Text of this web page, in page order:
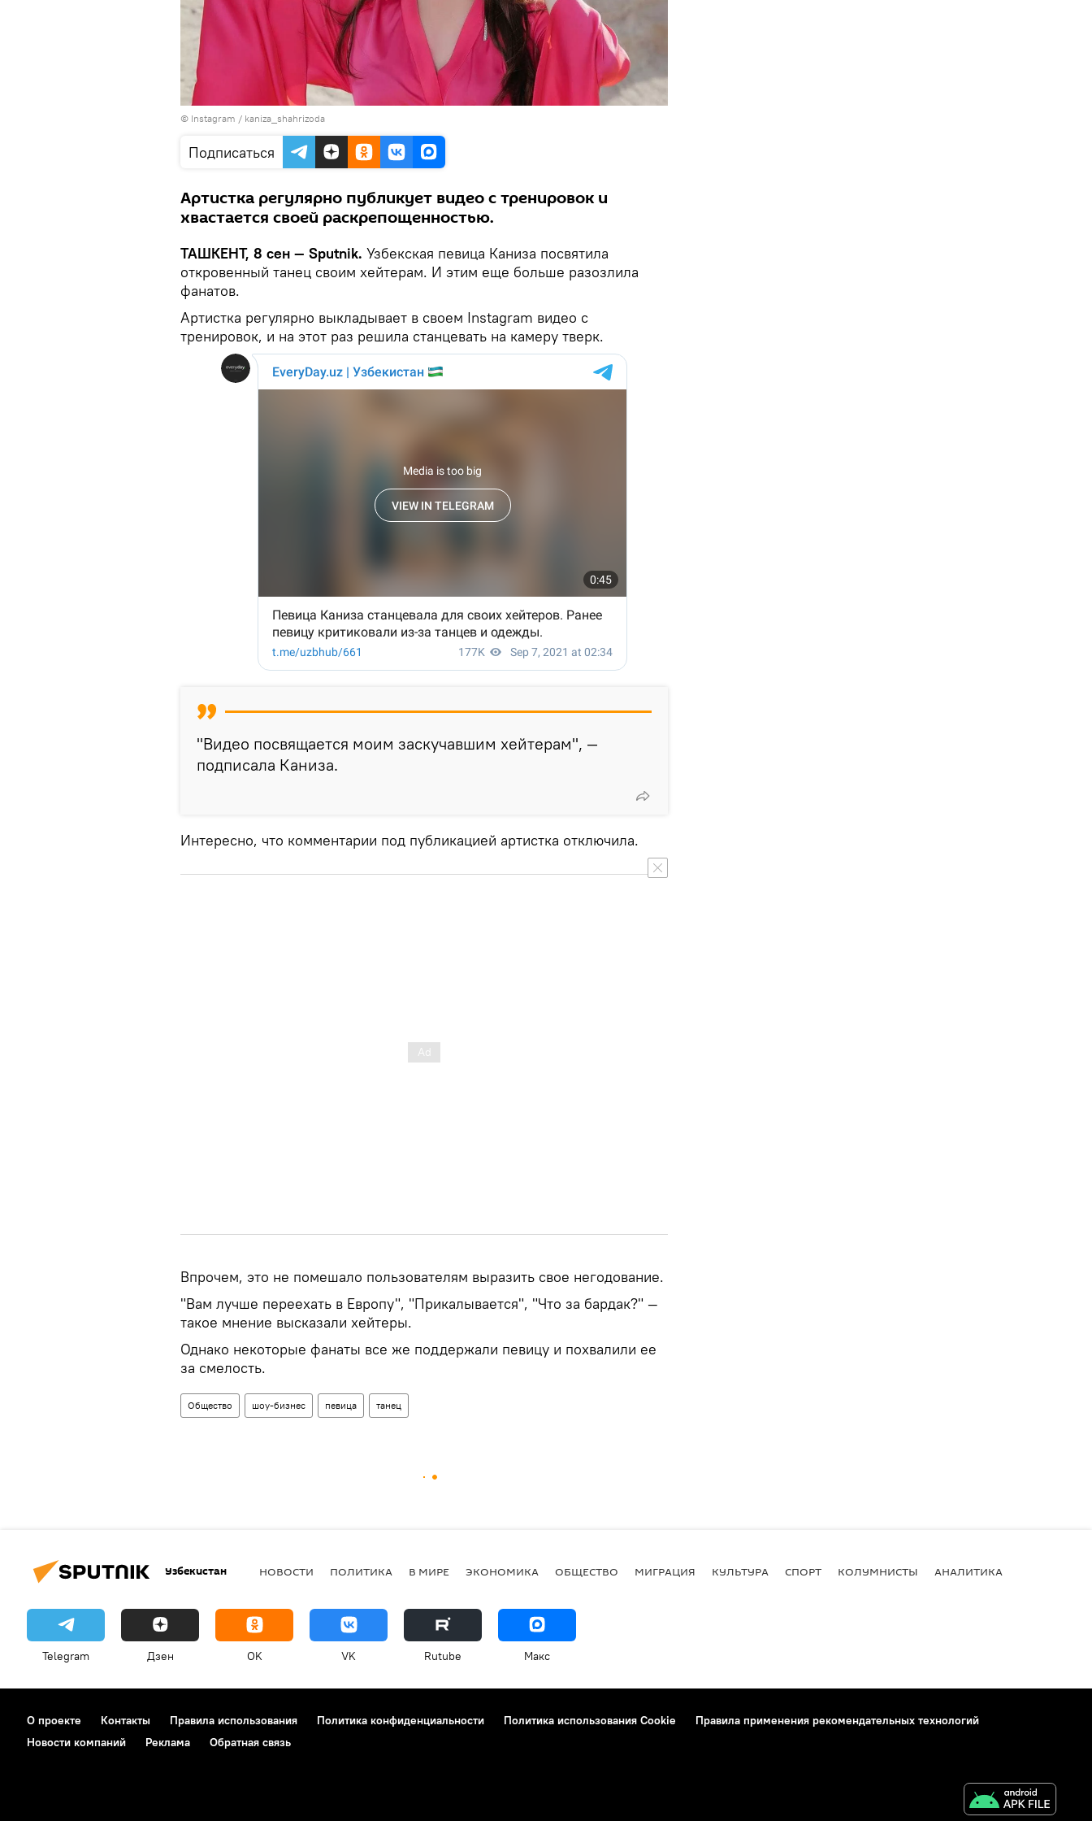
© Instagram / kaniza_shahrizoda
Подписаться
Артистка регулярно публикует видео с тренировок и
хвастается своей раскрепощенностью.
ТАШКЕНТ, 8 сен — Sputnik. Узбекская певица Каниза посвятила
откровенный танец своим хейтерам. И этим еще больше разозлила
фанатов.
Артистка регулярно выкладывает в своем Instagram видео с
тренировок, и на этот раз решила станцевать на камеру тверк.
"Видео посвящается моим заскучавшим хейтерам", —
подписала Каниза.
Интересно, что комментарии под публикацией артистка отключила.
Впрочем, это не помешало пользователям выразить свое негодование.
"Вам лучше переехать в Европу", "Прикалывается", "Что за бардак?" —
такое мнение высказали хейтеры.
Однако некоторые фанаты все же поддержали певицу и похвалили ее
за смелость.
Общество шоу-бизнес певица танец
Узбекистан НОВОСТИ ПОЛИТИКА В МИРЕ ЭКОНОМИКА ОБЩЕСТВО МИГРАЦИЯ КУЛЬТУРА СПОРТ КОЛУМНИСТЫ АНАЛИТИКА
Telegram Дзен OK VK Rutube Макс
О проекте Контакты Правила использования Политика конфиденциальности Политика использования Cookie
Правила применения рекомендательных технологий
Новости компаний
Реклама Обратная связь